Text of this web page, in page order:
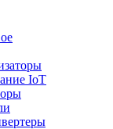
IoT